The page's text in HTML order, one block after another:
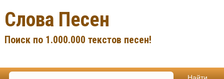
Слова Песен
Поиск по 1.000.000 текстов песен!